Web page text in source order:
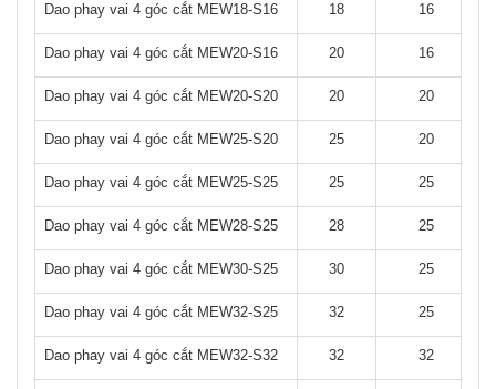
Dao phay vai 4 góc cắt MEW18-S16 18 16
Dao phay vai 4 góc cắt MEW20-S16 20 16
Dao phay vai 4 góc cắt MEW20-S20 20 20
Dao phay vai 4 góc cắt MEW25-S20 25 20
Dao phay vai 4 góc cắt MEW25-S25 25 25
Dao phay vai 4 góc cắt MEW28-S25 28 25
Dao phay vai 4 góc cắt MEW30-S25 30 25
Dao phay vai 4 góc cắt MEW32-S25 32 25
Dao phay vai 4 góc cắt MEW32-S32 32 32